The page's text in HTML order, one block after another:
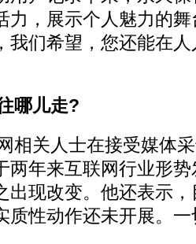
力，展示个人魅力的
我们希望，您还能在
哪儿走?
相关人士在接受媒体
两年来互联网行业形
出现改变。他还表示
质性动作还未开展。